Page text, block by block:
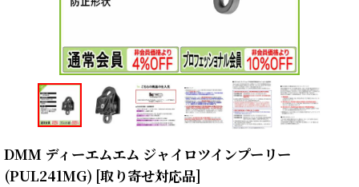
DMM ディーエムエム ジャイロツインプーリー
(PUL241MG) [取り寄せ対応品]